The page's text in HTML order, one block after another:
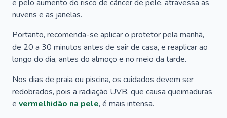
e pelo aumento do risco de câncer de pele, atravessa as
nuvens e as janelas.
Portanto, recomenda-se aplicar o protetor pela manhã,
de 20 a 30 minutos antes de sair de casa, e reaplicar ao
longo do dia, antes do almoço e no meio da tarde.
Nos dias de praia ou piscina, os cuidados devem ser
redobrados, pois a radiação UVB, que causa queimaduras
e vermelhidão na pele, é mais intensa.